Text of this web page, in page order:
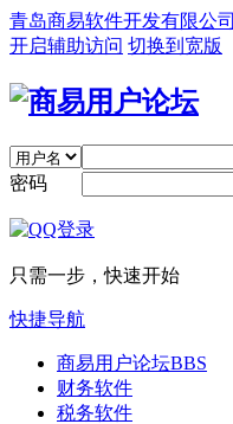
青岛商易软件开发有限公司
开启辅助访问 切换到宽版
密码
只需一步，快速开始
快捷导航
商易用户论坛BBS
财务软件
税务软件